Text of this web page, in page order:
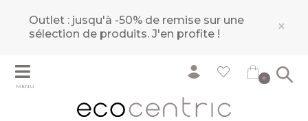
Outlet : jusqu'à -50% de remise sur une
sélection de produits.J'en profite ! ×
MENU
0